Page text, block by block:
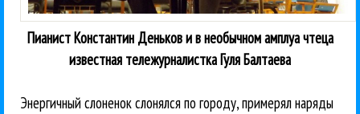
Пианист Константин Деньков и в необычном амплуа чтеца
известная тележурналистка Гуля Балтаева
Энергичный слоненок слонялся по городу, примерял наряды